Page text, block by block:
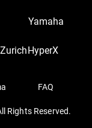
Yamaha
Zurich‎HyperX
FAQ
Rights Reserved.